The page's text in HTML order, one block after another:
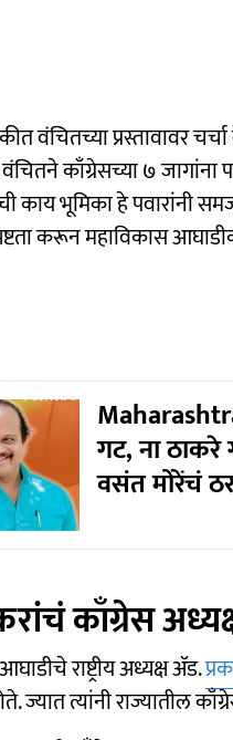
वंचितच्या प्रस्तावावर
काँग्रेसच्या ७
काय भूमिका हे
करून महाविकास
गट, ना ठाकरे
वसंत मोरेंचं
काँग्रेस
राष्ट्रीय अध्यक्ष ॲड.
ज्यात त्यांनी राज्यातील